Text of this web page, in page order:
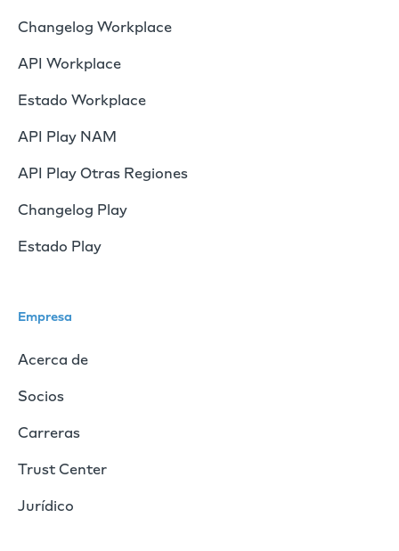
Changelog Workplace
API Workplace
Estado Workplace
API Play NAM
API Play Otras Regiones
Changelog Play
Estado Play
Empresa
Acerca de
Socios
Carreras
Trust Center
Jurídico